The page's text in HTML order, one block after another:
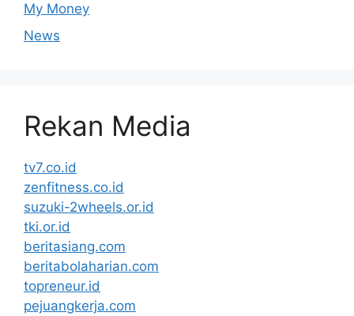
My Money
News
Rekan Media
tv7.co.id
zenfitness.co.id
suzuki-2wheels.or.id
tki.or.id
beritasiang.com
beritabolaharian.com
topreneur.id
pejuangkerja.com